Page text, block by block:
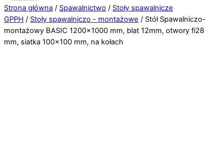
Strona główna / Spawalnictwo / Stoły spawalnicze
GPPH / Stoły spawalniczo - montażowe / Stół Spawalniczo-
montażowy BASIC 1200×1000 mm, blat 12mm, otwory fi28
mm, siatka 100×100 mm, na kołach